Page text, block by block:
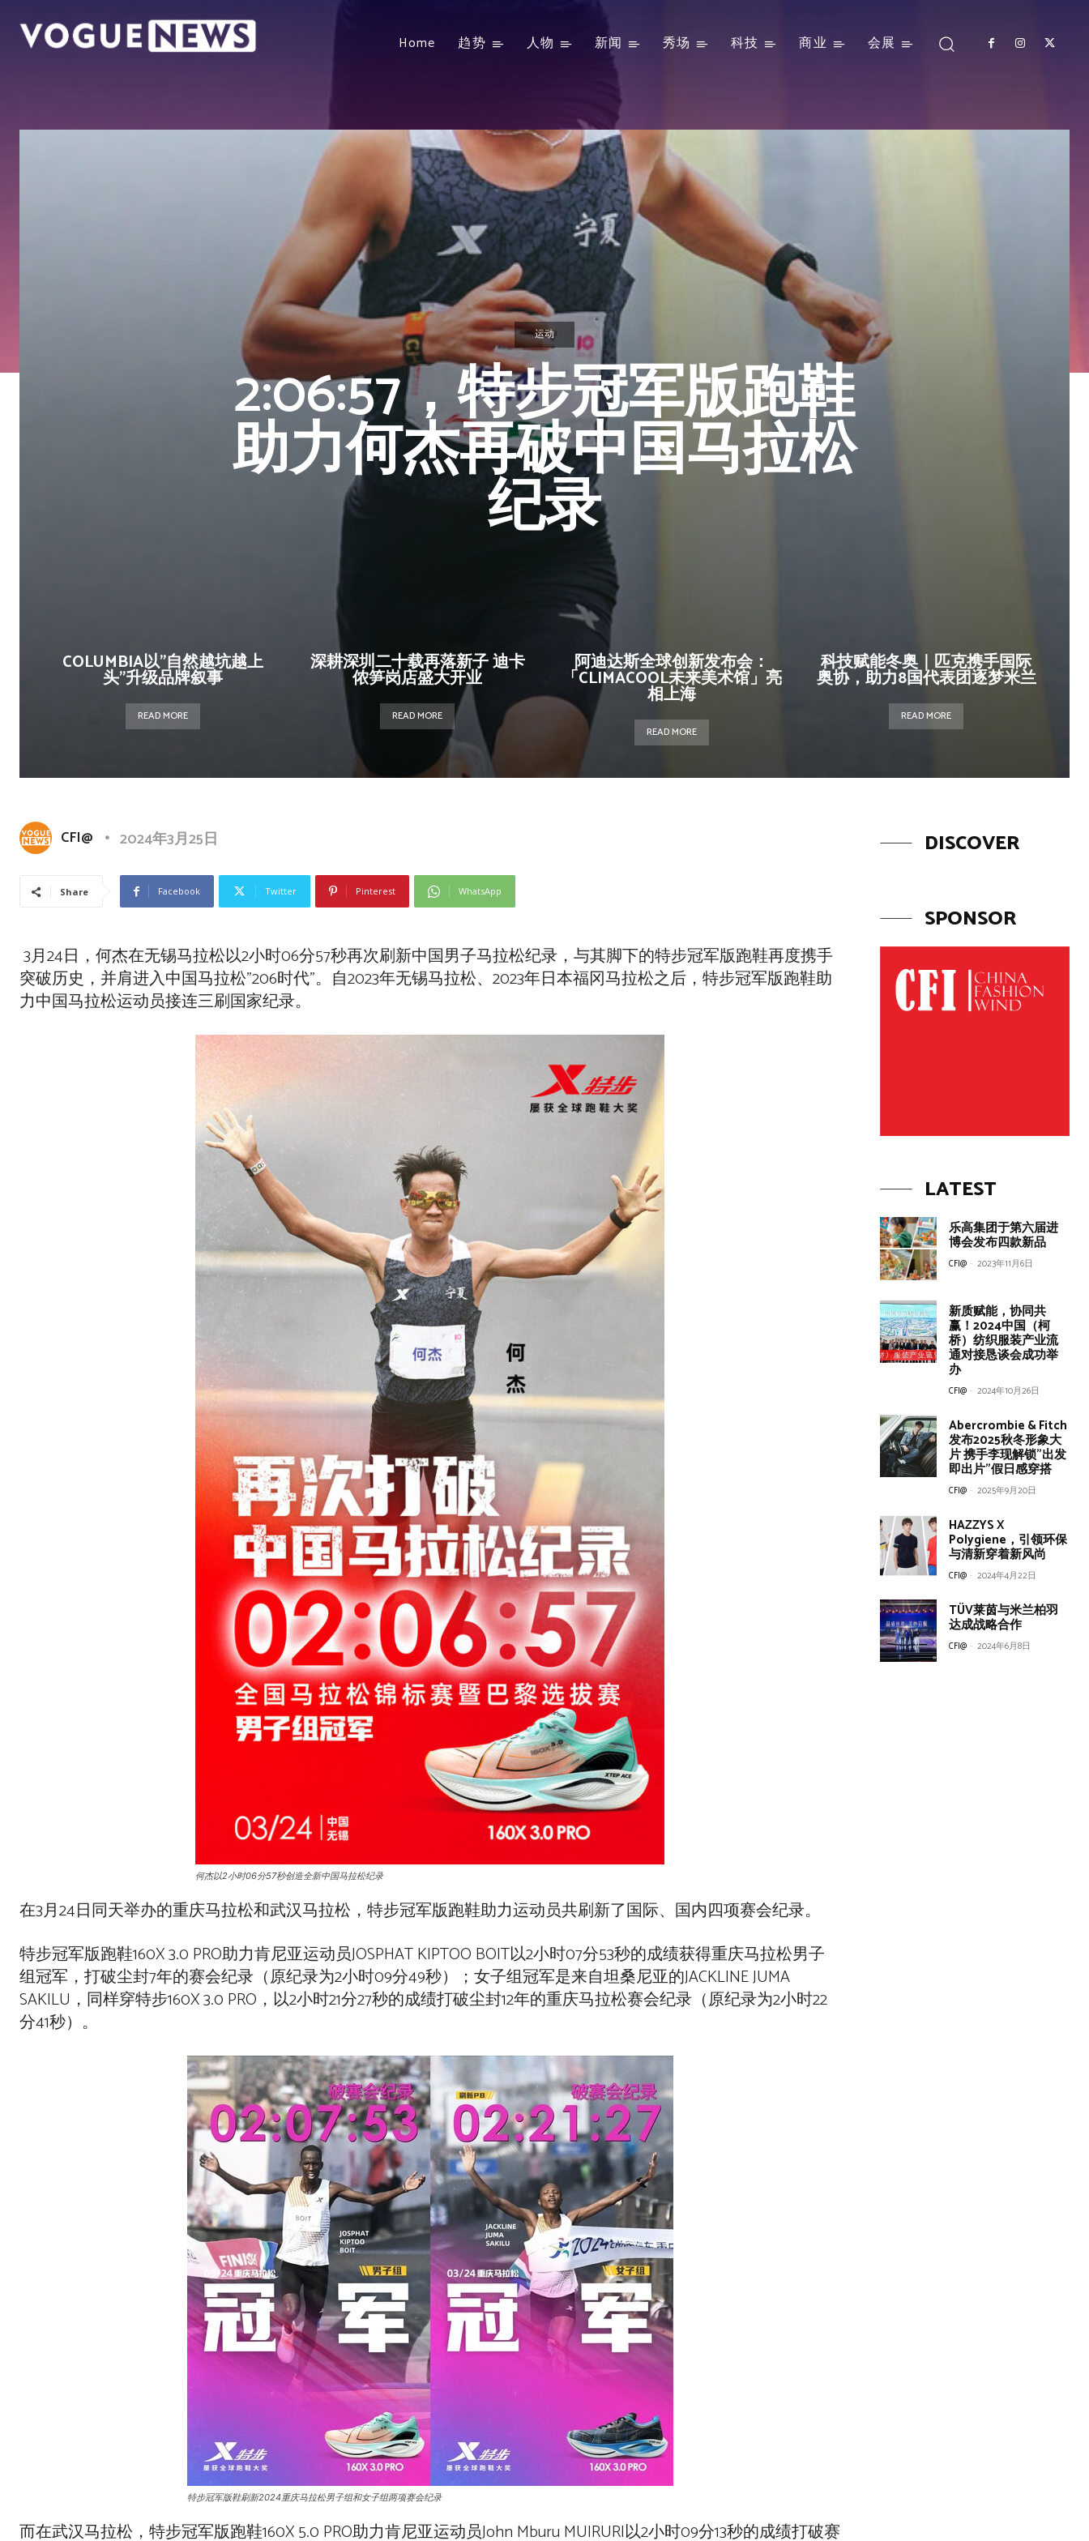
Home 趋势 人物 新闻 秀场 科技 商业 会展
运动
2:06:57，特步冠军版跑鞋
助力何杰再破中国马拉松
纪录
COLUMBIA以”自然越坑越上
头”升级品牌叙事
READ MORE
深耕深圳二十载再落新子 迪卡
侬笋岗店盛大开业
READ MORE
阿迪达斯全球创新发布会：
「CLIMACOOL未来美术馆」亮
相上海
READ MORE
科技赋能冬奥｜匹克携手国际
奥协，助力8国代表团逐梦米兰
READ MORE
CFI@ 2024年3月25日
Share Facebook Twitter Pinterest WhatsApp
3月24日，何杰在无锡马拉松以2小时06分57秒再次刷新中国男子马拉松纪录，与其脚下的特步冠军版跑鞋再度携手
突破历史，并肩进入中国马拉松”206时代”。自2023年无锡马拉松、2023年日本福冈马拉松之后，特步冠军版跑鞋助
力中国马拉松运动员接连三刷国家纪录。
何杰以2小时06分57秒创造全新中国马拉松纪录
在3月24日同天举办的重庆马拉松和武汉马拉松，特步冠军版跑鞋助力运动员共刷新了国际、国内四项赛会纪录。
特步冠军版跑鞋160X 3.0 PRO助力肯尼亚运动员JOSPHAT KIPTOO BOIT以2小时07分53秒的成绩获得重庆马拉松男子
组冠军，打破尘封7年的赛会纪录（原纪录为2小时09分49秒）；女子组冠军是来自坦桑尼亚的JACKLINE JUMA
SAKILU，同样穿特步160X 3.0 PRO，以2小时21分27秒的成绩打破尘封12年的重庆马拉松赛会纪录（原纪录为2小时22
分41秒）。
特步冠军版鞋刷新2024重庆马拉松男子组和女子组两项赛会纪录
而在武汉马拉松，特步冠军版跑鞋160X 5.0 PRO助力肯尼亚运动员John Mburu MUIRURI以2小时09分13秒的成绩打破赛
DISCOVER
SPONSOR
LATEST
乐高集团于第六届进
博会发布四款新品
CFI@ - 2023年11月6日
新质赋能，协同共
赢！2024中国（柯
桥）纺织服装产业流
通对接恳谈会成功举
办
CFI@ - 2024年10月26日
Abercrombie & Fitch
发布2025秋冬形象大
片 携手李现解锁”出发
即出片”假日感穿搭
CFI@ - 2025年9月20日
HAZZYS X
Polygiene，引领环保
与清新穿着新风尚
CFI@ - 2024年4月22日
TÜV莱茵与米兰柏羽
达成战略合作
CFI@ - 2024年6月8日